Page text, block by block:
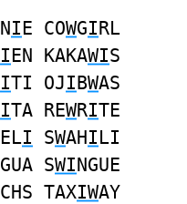
NIE COWGIRL
IEN KAKAWIS
ITI OJIBWAS
ITA REWRITE
I SWAHILI
SWINGUE
TAXIWAY